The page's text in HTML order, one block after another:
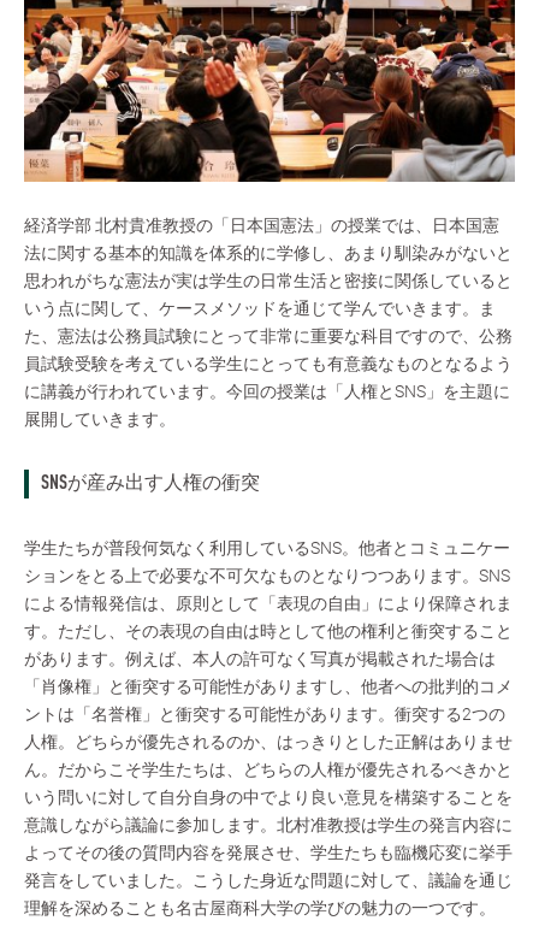
経済学部 北村貴准教授の「日本国憲法」の授業では、日本国憲
法に関する基本的知識を体系的に学修し、あまり馴染みがないと
思われがちな憲法が実は学生の日常生活と密接に関係していると
いう点に関して、ケースメソッドを通じて学んでいきます。ま
た、憲法は公務員試験にとって非常に重要な科目ですので、公務
員試験受験を考えている学生にとっても有意義なものとなるよう
に講義が行われています。今回の授業は「人権とSNS」を主題に
展開していきます。
SNSが産み出す人権の衝突
学生たちが普段何気なく利用しているSNS。他者とコミュニケー
ションをとる上で必要な不可欠なものとなりつつあります。SNS
による情報発信は、原則として「表現の自由」により保障されま
す。ただし、その表現の自由は時として他の権利と衝突すること
があります。例えば、本人の許可なく写真が掲載された場合は
「肖像権」と衝突する可能性がありますし、他者への批判的コメ
ントは「名誉権」と衝突する可能性があります。衝突する2つの
人権。どちらが優先されるのか、はっきりとした正解はありませ
ん。だからこそ学生たちは、どちらの人権が優先されるべきかと
いう問いに対して自分自身の中でより良い意見を構築することを
意識しながら議論に参加します。北村准教授は学生の発言内容に
よってその後の質問内容を発展させ、学生たちも臨機応変に挙手
発言をしていました。こうした身近な問題に対して、議論を通じ
理解を深めることも名古屋商科大学の学びの魅力の一つです。